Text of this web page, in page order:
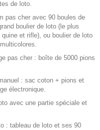
de loto.
pas cher avec 90 boules de
boulier de loto (le plus
et rifle), ou boulier de loto
pas cher : boîte de 5000 pions
: sac coton + pions et
électronique.
avec une partie spéciale et
: tableau de loto et ses 90